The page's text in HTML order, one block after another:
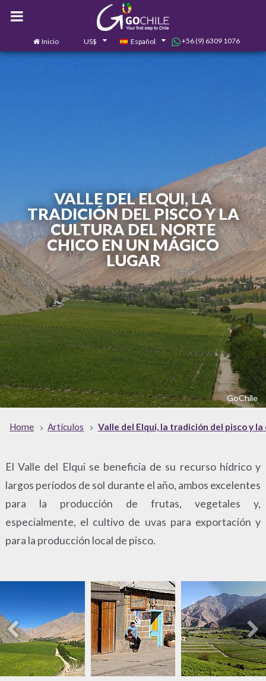
Inicio US$ Español +56 (9) 6309 1076
VALLE DEL ELQUI, LA
TRADICIÓN DEL PISCO Y LA
CULTURA DEL NORTE
CHICO EN UN MÁGICO
LUGAR
GoChile
Home Artículos Valle del Elqui, la tradición del pisco y
El Valle del Elqui se beneficia de su recurso hídrico y
largos períodos de sol durante el año, ambos excelentes
para la producción de frutas, vegetales y,
especialmente, el cultivo de uvas para exportación y
para la producción local de pisco.